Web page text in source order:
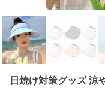
日焼け対策グッズ 涼